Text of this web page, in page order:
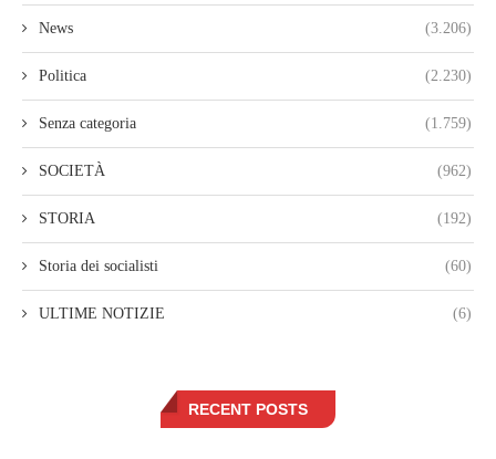
News (3.206)
Politica (2.230)
Senza categoria (1.759)
SOCIETÀ (962)
STORIA (192)
Storia dei socialisti (60)
ULTIME NOTIZIE (6)
RECENT POSTS